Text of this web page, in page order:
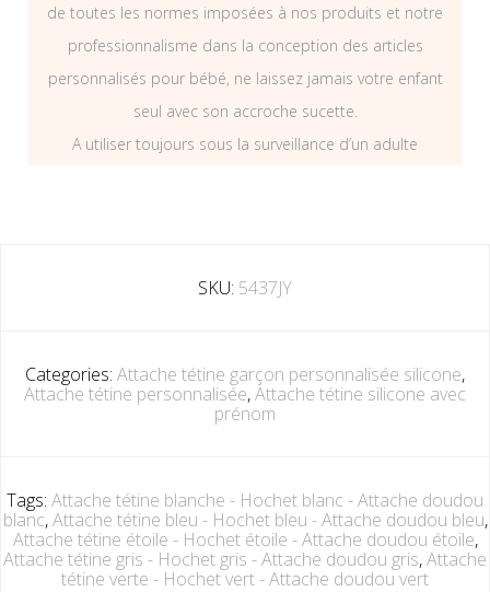
de toutes les normes imposées à nos produits et notre
professionnalisme dans la conception des articles
personnalisés pour bébé, ne laissez jamais votre enfant
seul avec son accroche sucette.
A utiliser toujours sous la surveillance d’un adulte
SKU: 5437JY
Categories: Attache tétine garçon personnalisée silicone,
Attache tétine personnalisée,Attache tétine silicone avec
prénom
Tags: Attache tétine blanche - Hochet blanc - Attache doudou
blanc,Attache tétine bleu - Hochet bleu - Attache doudou bleu,
Attache tétine étoile - Hochet étoile - Attache doudou étoile,
Attache tétine gris - Hochet gris - Attache doudou gris,Attache
tétine verte - Hochet vert - Attache doudou vert